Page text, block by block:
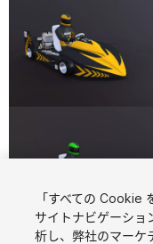
「すべての Cookie
サイトナビゲーショ
析し、弊社のマーケ